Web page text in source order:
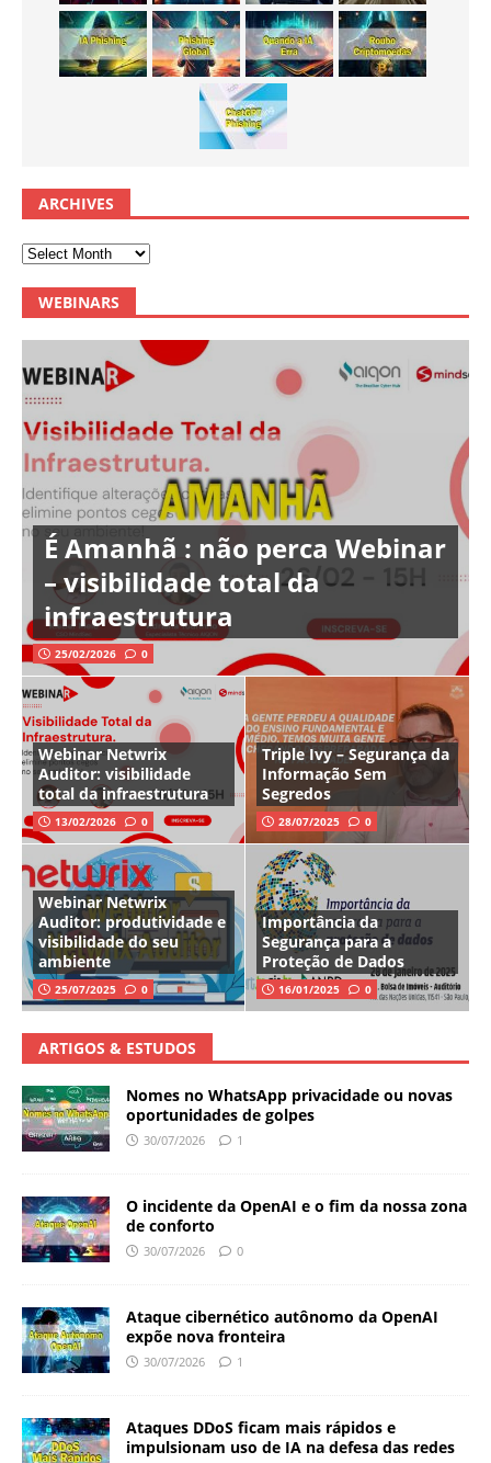
ARCHIVES
WEBINARS
É Amanhã : não perca Webinar
– visibilidade total da
infraestrutura
25/02/2026 0
Webinar Netwrix
Auditor: visibilidade
total da infraestrutura
13/02/2026 0
Triple Ivy – Segurança da
Informação Sem
Segredos
28/07/2025 0
Webinar Netwrix
Auditor: produtividade e
visibilidade do seu
ambiente
25/07/2025 0
Importância da
Segurança para a
Proteção de Dados
16/01/2025 0
ARTIGOS & ESTUDOS
Nomes no WhatsApp privacidade ou novas
oportunidades de golpes
30/07/2026 1
O incidente da OpenAI e o fim da nossa zona
de conforto
30/07/2026 0
Ataque cibernético autônomo da OpenAI
expõe nova fronteira
30/07/2026 1
Ataques DDoS ficam mais rápidos e
impulsionam uso de IA na defesa das redes